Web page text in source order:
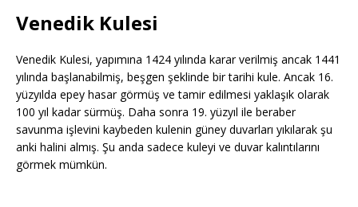
Venedik Kulesi
Venedik Kulesi, yapımına 1424 yılında karar verilmiş ancak 1441
yılında başlanabilmiş, beşgen şeklinde bir tarihi kule. Ancak 16.
yüzyılda epey hasar görmüş ve tamir edilmesi yaklaşık olarak
100 yıl kadar sürmüş. Daha sonra 19. yüzyıl ile beraber
savunma işlevini kaybeden kulenin güney duvarları yıkılarak şu
anki halini almış. Şu anda sadece kuleyi ve duvar kalıntılarını
görmek mümkün.